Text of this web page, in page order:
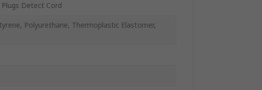
Plugs Detect Cord
Polyurethane, Thermoplastic Elastomer,